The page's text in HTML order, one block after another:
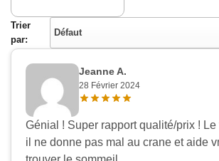
Trier
par:
Défaut
Jeanne A.
28 Février 2024
Génial ! Super rapport qualité/prix ! Le
il ne donne pas mal au crane et aide